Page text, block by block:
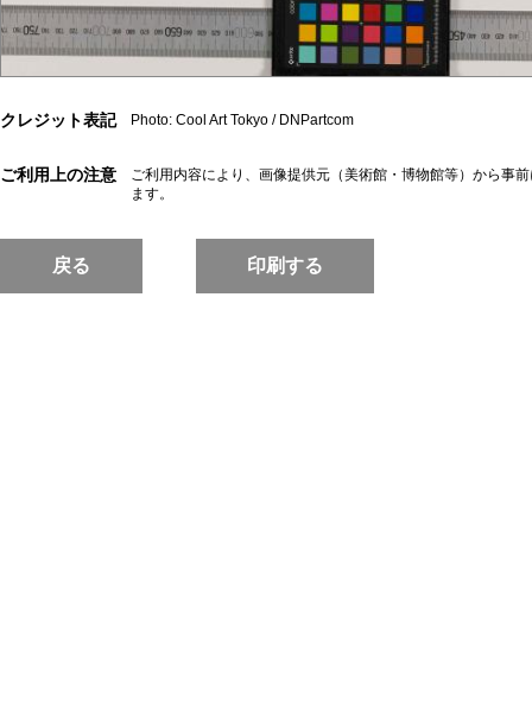
クレジット表記 Photo: Cool Art Tokyo / DNPartcom
ご利用上の注意
ご利用内容により、画像提供元（美術館・博物館等）から事
ます。
戻る 印刷する